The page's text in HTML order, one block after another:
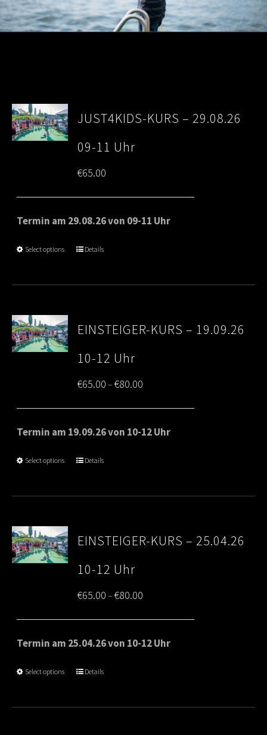
JUST4KIDS-KURS – 29.08.26
09-11 Uhr
€65.00
Termin am 29.08.26 von 09-11 Uhr
Select options Details
EINSTEIGER-KURS – 19.09.26
10-12 Uhr
€65.00–€80.00
range:
€65.00
Termin am 19.09.26 von 10-12 Uhr
Select options Details
EINSTEIGER-KURS – 25.04.26
10-12 Uhr
€65.00–€80.00
range:
€65.00
Termin am 25.04.26 von 10-12 Uhr
Select options Details